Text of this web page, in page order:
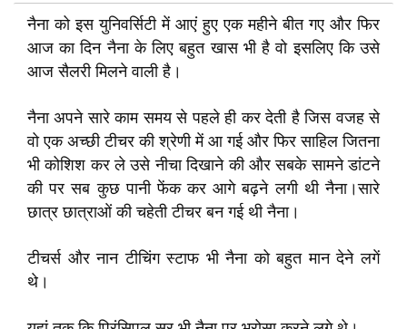
नैना को इस युनिवर्सिटी में आएं हुए एक महीने बीत गए और फिर
आज का दिन नैना के लिए बहुत खास भी है वो इसलिए कि उसे
आज सैलरी मिलने वाली है।
नैना अपने सारे काम समय से पहले ही कर देती है जिस वजह से
वो एक अच्छी टीचर की श्रेणी में आ गई और फिर साहिल जितना
भी कोशिश कर ले उसे नीचा दिखाने की और सबके सामने डांटने
की पर सब कुछ पानी फेंक कर आगे बढ़ने लगी थी नैना।सारे
छात्र छात्राओं की चहेती टीचर बन गई थी नैना।
टीचर्स और नान टीचिंग स्टाफ भी नैना को बहुत मान देने लगें
थे।